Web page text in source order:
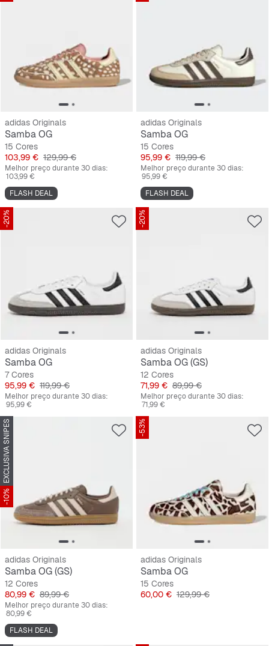
adidas Originals
Samba OG
15 Cores
Preço
103,99 € Preço original
129,99 €
Melhor preço durante 30 dias:
103,99 €
FLASH DEAL
adidas Originals
Samba OG
15 Cores
Preço
95,99 € Preço original
119,99 €
Melhor preço durante 30 dias:
95,99 €
FLASH DEAL
-20%
adidas Originals
Samba OG
7 Cores
Preço
95,99 € Preço original
119,99 €
Melhor preço durante 30 dias:
95,99 €
-20%
adidas Originals
Samba OG (GS)
12 Cores
Preço
71,99 € Preço original
89,99 €
Melhor preço durante 30 dias:
71,99 €
EXCLUSIVA SNIPES
-10%
adidas Originals
Samba OG (GS)
12 Cores
Preço
80,99 € Preço original
89,99 €
Melhor preço durante 30 dias:
80,99 €
FLASH DEAL
-53%
adidas Originals
Samba OG
15 Cores
Preço
60,00 € Preço original
129,99 €